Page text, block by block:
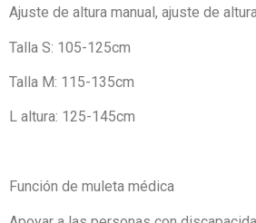
Ajuste de altura manual, ajuste de
Talla S: 105-125cm
Talla M: 115-135cm
L altura: 125-145cm
Función de muleta médica